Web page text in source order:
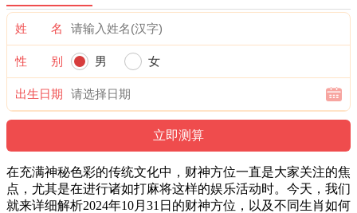
姓 名
性 别 男 女
出生日期
在充满神秘色彩的传统文化中，财神方位一直是大家关注的焦
点，尤其是在进行诸如打麻将这样的娱乐活动时。今天，我们
就来详细解析2024年10月31日的财神方位，以及不同生肖如何